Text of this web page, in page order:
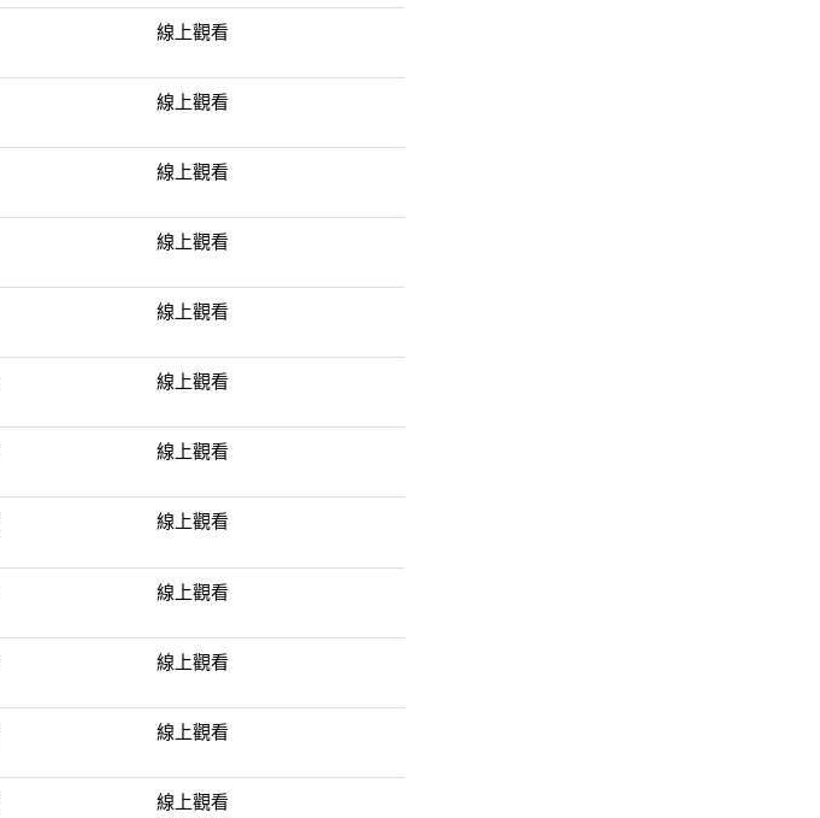
線上觀看
線上觀看
線上觀看
線上觀看
線上觀看
線上觀看
線上觀看
線上觀看
線上觀看
線上觀看
線上觀看
線上觀看